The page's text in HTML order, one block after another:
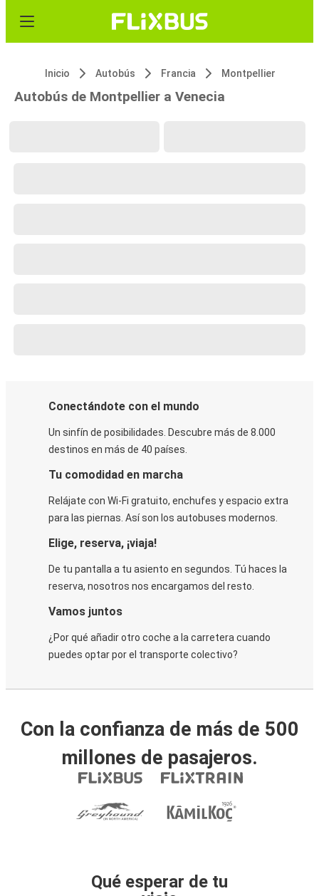
Inicio Autobús Francia Montpellier
Autobús de Montpellier a Venecia
Conectándote con el mundo
Un sinfín de posibilidades. Descubre más de 8.000
destinos en más de 40 países.
Tu comodidad en marcha
Relájate con Wi-Fi gratuito, enchufes y espacio extra
para las piernas. Así son los autobuses modernos.
Elige, reserva, ¡viaja!
De tu pantalla a tu asiento en segundos. Tú haces la
reserva, nosotros nos encargamos del resto.
Vamos juntos
¿Por qué añadir otro coche a la carretera cuando
puedes optar por el transporte colectivo?
Con la confianza de más de 500
millones de pasajeros.
Qué esperar de tu